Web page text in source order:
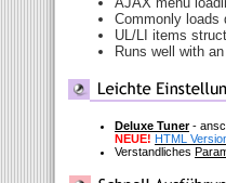
Commonly loads
UL/LI items
Runs well with
Deluxe Tuner-
NEUE! HTML
Verstandliches